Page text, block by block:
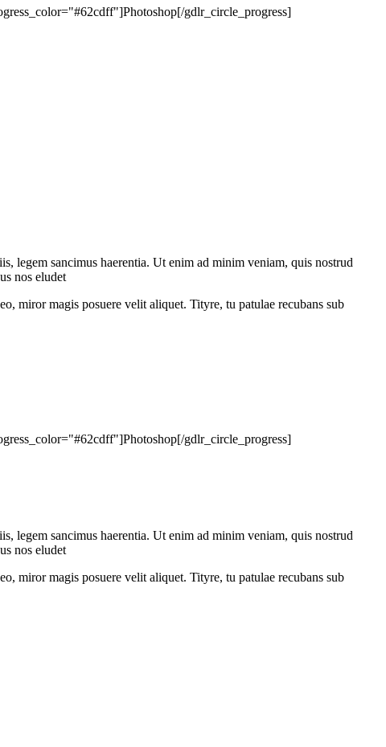
gdlr_circle_progress]
legem sancimus haerentia. Ut enim ad minim veniam, quis nostrud
nos eludet
miror magis posuere velit aliquet. Tityre, tu patulae recubans sub
gdlr_circle_progress]
legem sancimus haerentia. Ut enim ad minim veniam, quis nostrud
nos eludet
miror magis posuere velit aliquet. Tityre, tu patulae recubans sub